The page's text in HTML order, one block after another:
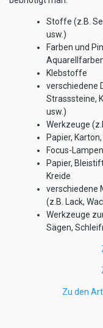
Stoffe (z.B.
usw.)
Farben und
Klebstoffe
verschiedene
Strasssteine,
usw.)
Werkzeuge
Papier,
Focus-
Papier,
Kreide
verschiedene
(z.B. Lack,
Werkzeuge
Sägen,
Zu den